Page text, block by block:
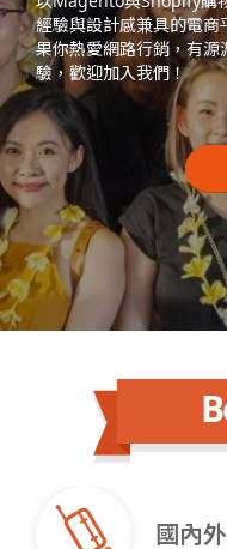
經驗與設計感兼具的電
果你熱愛網路行銷，有
驗，歡迎加入我們！
國內